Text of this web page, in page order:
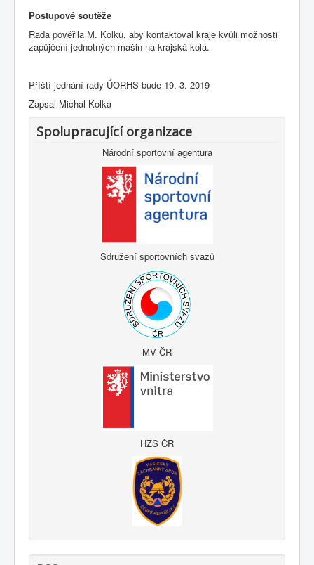
Postupové soutěže
Rada pověřila M. Kolku, aby kontaktoval kraje kvůli možnosti
zapůjčení jednotných mašin na krajská kola.
Příští jednání rady ÚORHS bude 19. 3. 2019
Zapsal Michal Kolka
Spolupracující organizace
Národní sportovní agentura
Sdružení sportovních svazů
MV ČR
HZS ČR